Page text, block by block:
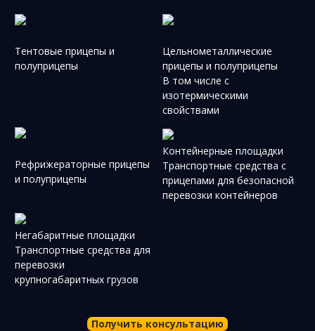
Тентовые прицепы и
полуприцепы
Цельно­металлические
прицепы и полуприцепы
В том числе c
изотермическими
свойствами
Рефрижераторные прицепы
и полуприцепы
Контейнерные площадки
Транспортные средства с
прицепами для безопасной
перевозки контейнеров
Негабаритные площадки
Транспортные средства для
перевозки
крупногабаритных грузов
Получить консультацию